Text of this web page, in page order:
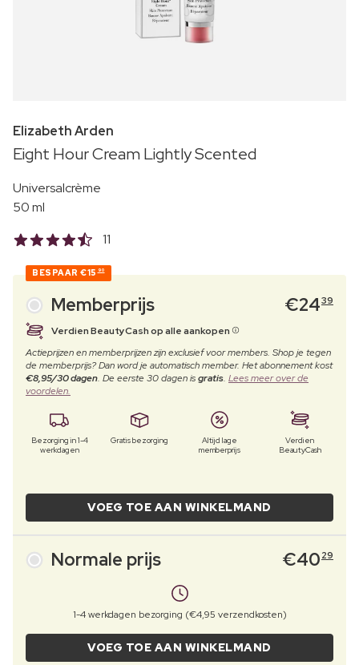
Elizabeth Arden
Eight Hour Cream Lightly Scented
Universalcrème
50 ml
11
BESPAAR €15 90
Memberprijs €2439
Verdien BeautyCash op alle aankopen
Actieprijzen en memberprijzen zijn exclusief voor members. Shop je tegen
de memberprijs? Dan word je automatisch member. Het abonnement kost
€8,95/30 dagen. De eerste 30 dagen isgratis. Lees meer over de
voordelen.
Bezorging in 1-4
werkdagen
Gratis bezorging
Altijd lage
memberprijs
Verdien
BeautyCash
VOEG TOE AAN WINKELMAND
Normale prijs €40 29
1-4 werkdagen bezorging (€4,95 verzendkosten)
VOEG TOE AAN WINKELMAND